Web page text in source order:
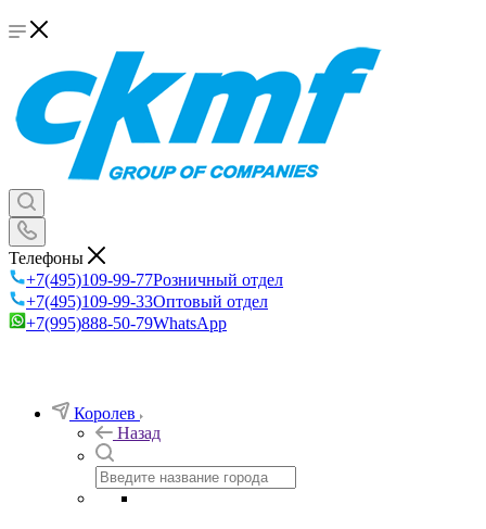
Телефоны
+7(495)109-99-77Розничный отдел
+7(495)109-99-33Оптовый отдел
+7(995)888-50-79WhatsApp
Королев
Назад